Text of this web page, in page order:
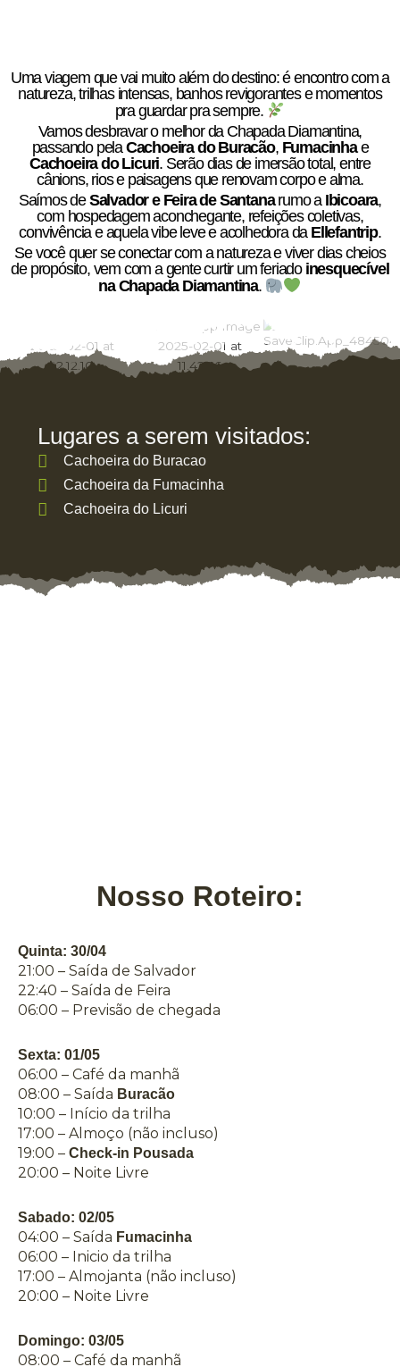
Uma viagem que vai muito além do destino: é encontro com a
natureza, trilhas intensas, banhos revigorantes e momentos
pra guardar pra sempre.
Vamos desbravar o melhor da Chapada Diamantina,
passando pelaCachoeira do Buracão, Fumacinhae
Cachoeira do Licuri. Serão dias de imersão total, entre
cânions, rios e paisagens que renovam corpo e alma.
Saímos deSalvador e Feira de Santanarumo a Ibicoara,
com hospedagem aconchegante, refeições coletivas,
convivência e aquela vibe leve e acolhedora da Ellefantrip.
Se você quer se conectar com a natureza e viver dias cheios
de propósito, vem com a gente curtir um feriadoinesquecível
na Chapada Diamantina.
Lugares a serem visitados:
Cachoeira do Buracao
Cachoeira da Fumacinha
Cachoeira do Licuri
Nosso Roteiro:
Quinta: 30/04
21:00 – Saída de Salvador
22:40 – Saída de Feira
06:00 – Previsão de chegada
Sexta: 01/05
06:00 – Café da manhã
08:00 – Saída Buracão
10:00 – Início da trilha
17:00 – Almoço (não incluso)
19:00 – Check-in Pousada
20:00 – Noite Livre
Sabado: 02/05
04:00 – Saída Fumacinha
06:00 – Inicio da trilha
17:00 – Almojanta (não incluso)
20:00 – Noite Livre
Domingo: 03/05
08:00 – Café da manhã